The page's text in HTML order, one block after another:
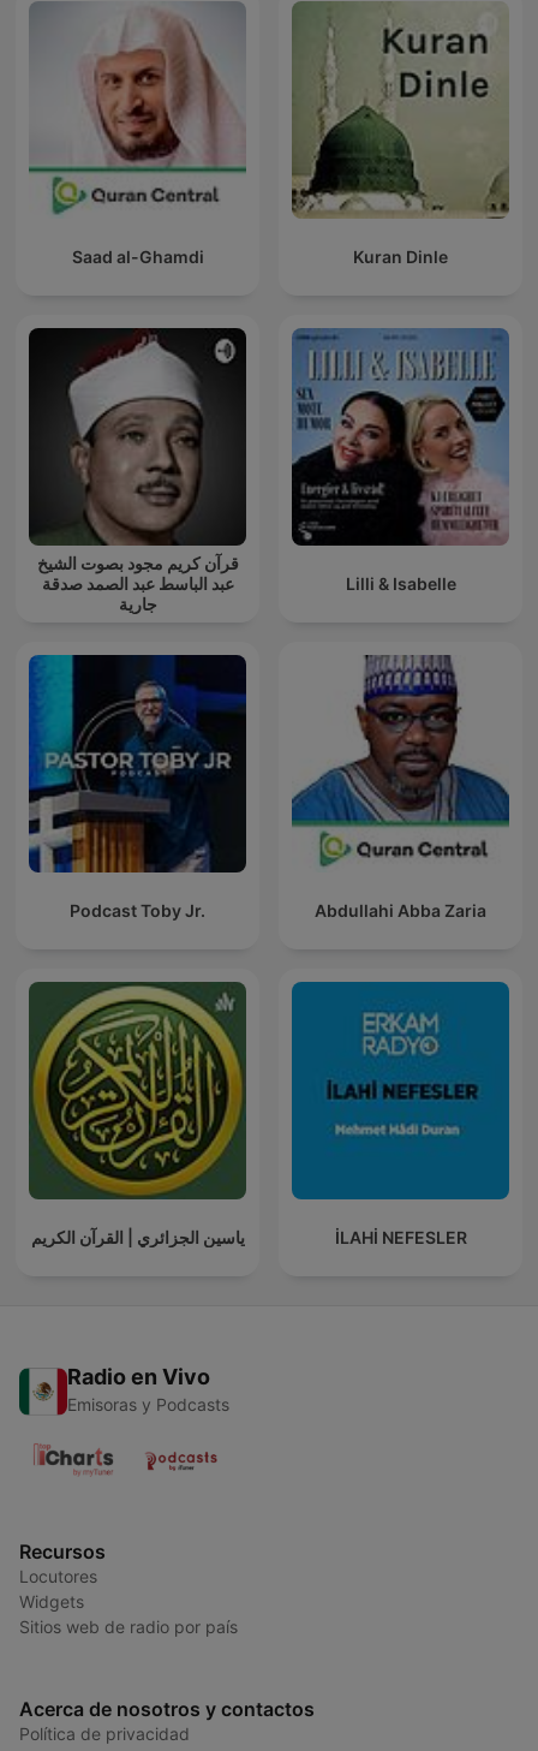
Saad al-Ghamdi Kuran Dinle
قرآن كريم مجود بصوت الشيخ
عبد الباسط عبد الصمد صدقة
جارية
Lilli & Isabelle
Podcast Toby Jr. Abdullahi Abba Zaria
ياسين الجزائري | القرآن الكريم İLAHİ NEFESLER
Radio en Vivo
Emisoras y Podcasts
Recursos
Locutores
Widgets
Sitios web de radio por país
Acerca de nosotros y contactos
Política de privacidad